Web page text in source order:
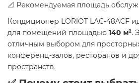
📐 Рекомендуемая площадь
Кондиционер LORIOT LAC-48ACF
для помещений площадью 140 м².
отличным выбором для
конференц-залов, ресторанов и
пространств.